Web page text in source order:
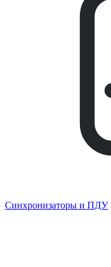
Синхронизаторы и ПДУ